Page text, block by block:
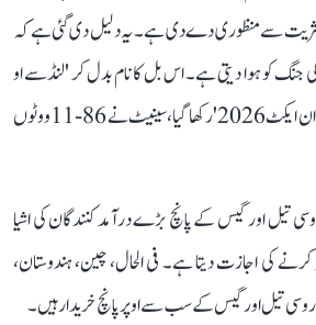
سے منظوری دے دی ہے۔ یہ دلیل دی گئی ہے کہ
کو ہوا دیتی ہے۔ اس بل کا نام بدل کر 'لنڈسے او
گراہم سینکشننگ روس اینڈ ایران ایکٹ 2026' رکھا گیا، سینیٹ نے 86-11 ووٹوں
تیل اور گیس کے پانچ بڑے درآمد کنندگان کی اشیا
کرنے کی اجازت دیتا ہے۔ فی الحال، چین، ہندوستان،
روسی تیل اور گیس کے سب سے اوپر پانچ خریدار ہیں۔